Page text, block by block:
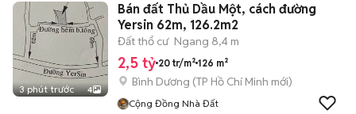
3 phút trước 4
Bán đất Thủ Dầu Một, cách đường
Yersin 62m, 126.2m2
Đất thổ cư Ngang 8,4 m
2,5 tỷ 20 tr/m² 126 m²
Bình Dương (TP Hồ Chí Minh mới)
Cộng Đồng Nhà Đất